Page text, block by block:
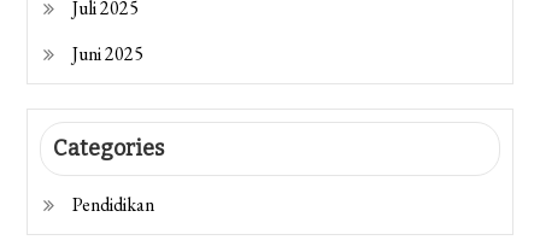
Juli 2025
Juni 2025
Categories
Pendidikan